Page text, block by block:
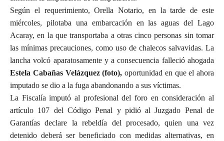
Según el requerimiento, Orella Notario, en la tarde de este
miércoles, pilotaba una embarcación en las aguas del Lago
Acaray, en la que transportaba a otras cinco personas sin tomar
las mínimas precauciones, como uso de chalecos salvavidas. La
lancha volcó aparatosamente y a consecuencia falleció ahogada
Estela Cabañas Velázquez (foto), oportunidad en que el ahora
imputado se dio a la fuga abandonando a sus víctimas.
La Fiscalía imputó al profesional del foro en consideración al
artículo 107 del Código Penal y pidió al Juzgado Penal de
Garantías declare la rebeldía del procesado, quien una vez
detenido deberá ser beneficiado con medidas alternativas, en